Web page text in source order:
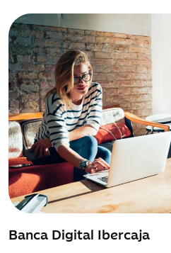
Banca Digital Ibercaja